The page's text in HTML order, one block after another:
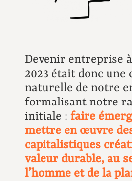
Devenir entreprise
2023 était donc une
naturelle de notre
formalisant notre
initiale : faire
mettre en œuvre
capitalistiques
valeur durable, au
l’homme et de la